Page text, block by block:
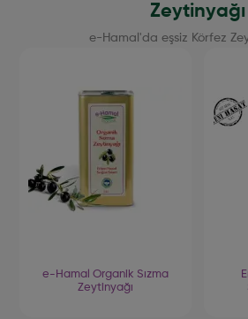
Zeytinyağı
e-Hamal'da eşsiz Körfez
e-Hamal Organik Sızma
Zeytinyağı